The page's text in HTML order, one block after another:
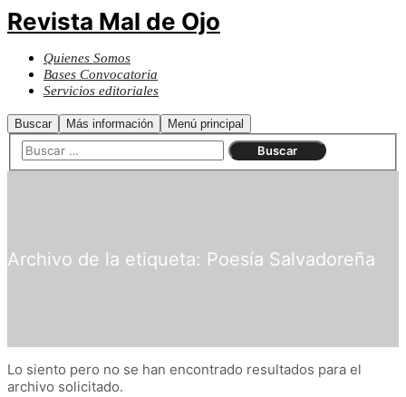
Revista Mal de Ojo
Quienes Somos
Bases Convocatoria
Servicios editoriales
Buscar Más información Menú principal
Archivo de la etiqueta: Poesía Salvadoreña
Lo siento pero no se han encontrado resultados para el
archivo solicitado.